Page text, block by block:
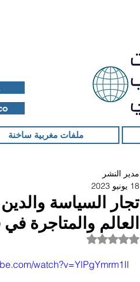
ملفات مغربية ساخنة
تجار السياسة
العالم والمتاجرة
مدير النشر
18 يونيو 2023
تم التقييم بـ ليس رقمًا من أصل 5 نجوم.
watch?v=YlPgYmrm1II